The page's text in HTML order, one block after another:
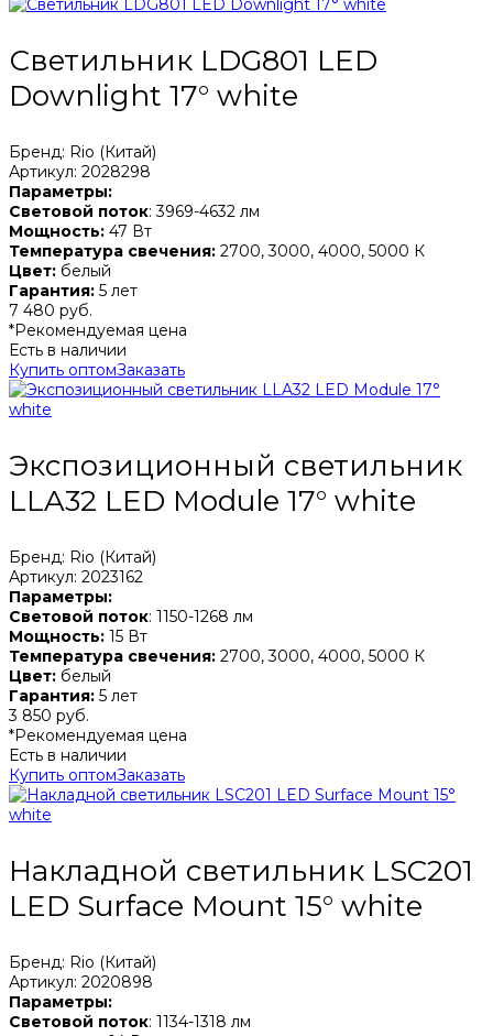
Светильник LDG801 LED
Downlight 17° white
Бренд: Rio (Китай)
Артикул: 2028298
Параметры:
Световой поток: 3969-4632 лм
Мощность: 47 Вт
Температура свечения: 2700, 3000, 4000, 5000 К
Цвет: белый
Гарантия: 5 лет
7 480 руб.
*Рекомендуемая цена
Есть в наличии
Купить оптомЗаказать
Экспозиционный светильник
LLA32 LED Module 17° white
Бренд: Rio (Китай)
Артикул: 2023162
Параметры:
Световой поток: 1150-1268 лм
Мощность: 15 Вт
Температура свечения: 2700, 3000, 4000, 5000 К
Цвет: белый
Гарантия: 5 лет
3 850 руб.
*Рекомендуемая цена
Есть в наличии
Купить оптомЗаказать
Накладной светильник LSC201
LED Surface Mount 15° white
Бренд: Rio (Китай)
Артикул: 2020898
Параметры:
Световой поток: 1134-1318 лм